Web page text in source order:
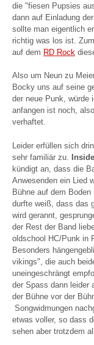
die "fiesen Pupsies
dann auf Einladung
sollte man eigentlich
richtig was los ist.
auf dem RD Rock
Also um Neun zu
Bocky uns auf seine
der neue Punk, würde
anfangen ist noch,
verhaftet.
Leider erfüllen sich
sehr familiär zu.
kündigt an, dass die
Anwesenden ein Lied
Bühne auf dem
durfte weiß, dass das
wird gerannt,
der Rest der Band
oldschool HC/Punk in
Besonders
vikings", die auch
uneingeschrängt
der Spass dann leider
der Bühne vor der
Songwidmungen
etwas voller, so dass
sehen aber trotzdem